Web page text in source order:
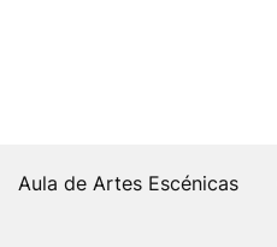
Aula de Artes Escénicas